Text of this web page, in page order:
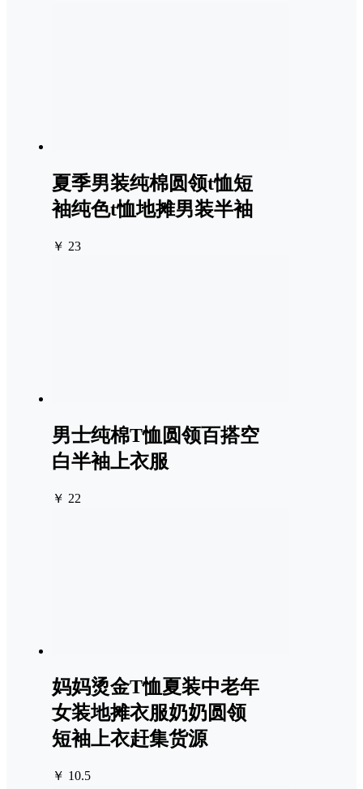
夏季男装纯棉圆领t恤短
袖纯色t恤地摊男装半袖
￥ 23
男士纯棉T恤圆领百搭空
白半袖上衣服
￥ 22
妈妈烫金T恤夏装中老年
女装地摊衣服奶奶圆领
短袖上衣赶集货源
￥ 10.5